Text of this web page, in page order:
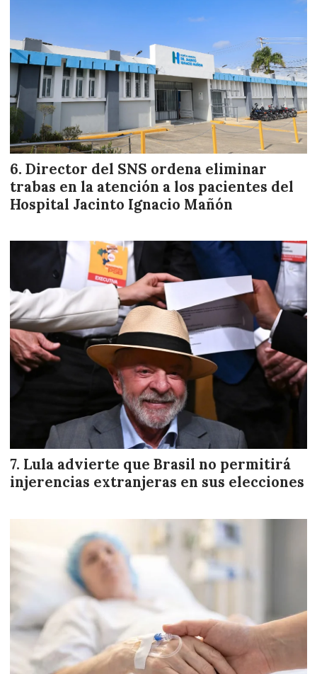
Director del SNS ordena eliminar
trabas en la atención a los pacientes del
Hospital Jacinto Ignacio Mañón
Lula advierte que Brasil no permitirá
injerencias extranjeras en sus elecciones